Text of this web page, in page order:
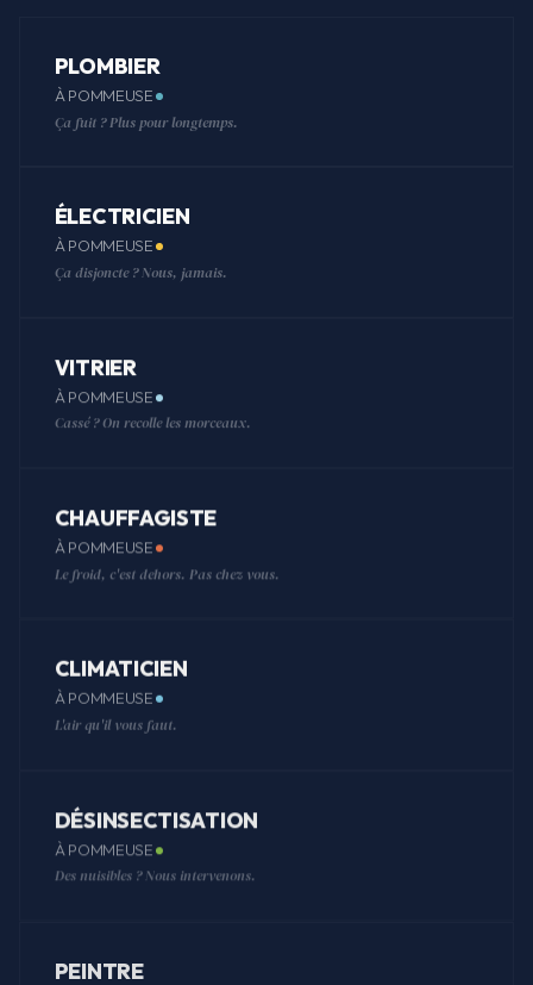
PLOMBIER
À POMMEUSE
Ça fuit ? Plus pour longtemps.
ÉLECTRICIEN
À POMMEUSE
Ça disjoncte ? Nous, jamais.
VITRIER
À POMMEUSE
Cassé ? On recolle les morceaux.
CHAUFFAGISTE
À POMMEUSE
Le froid, c'est dehors. Pas chez vous.
CLIMATICIEN
À POMMEUSE
L'air qu'il vous faut.
DÉSINSECTISATION
À POMMEUSE
Des nuisibles ? Nous intervenons.
PEINTRE